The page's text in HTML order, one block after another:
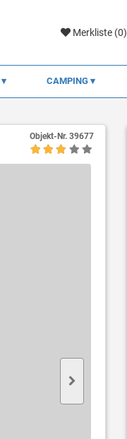
Merkliste (0)
CAMPING
Objekt-Nr. 39677